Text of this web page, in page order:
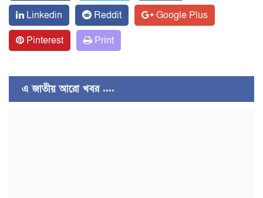
Linkedin
Reddit
Google Plus
Pinterest
Print
এ জাতীয় আরো খবর ....